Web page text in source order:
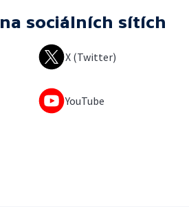
na sociálních sítích
X (Twitter)
YouTube